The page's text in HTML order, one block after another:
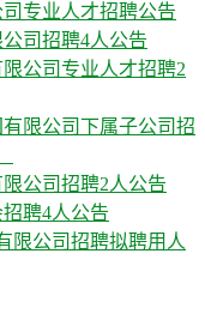
专业人才招聘公告
司招聘4人公告
公司专业人才招聘2
限公司下属子公司招
公司招聘2人公告
聘4人公告
限公司招聘拟聘用人